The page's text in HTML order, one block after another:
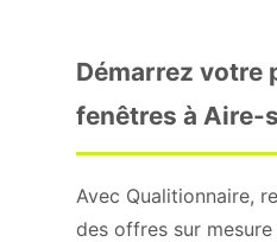
Démarrez votre
fenêtres à Aire-
Avec Qualitionnaire,
des offres sur